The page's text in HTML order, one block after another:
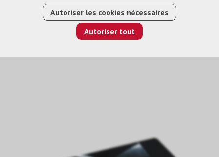
E-SHOP › GESTION DES SIGNAUX › WIRELESS
Par défaut|N|Description|CHF
Autoriser les cookies nécessaires
Autoriser tout